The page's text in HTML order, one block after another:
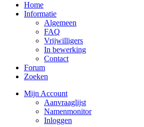
Home
Informatie
Algemeen
FAQ
Vrijwilligers
In bewerking
Contact
Forum
Zoeken
Mijn Account
Aanvraaglijst
Namenmonitor
Inloggen